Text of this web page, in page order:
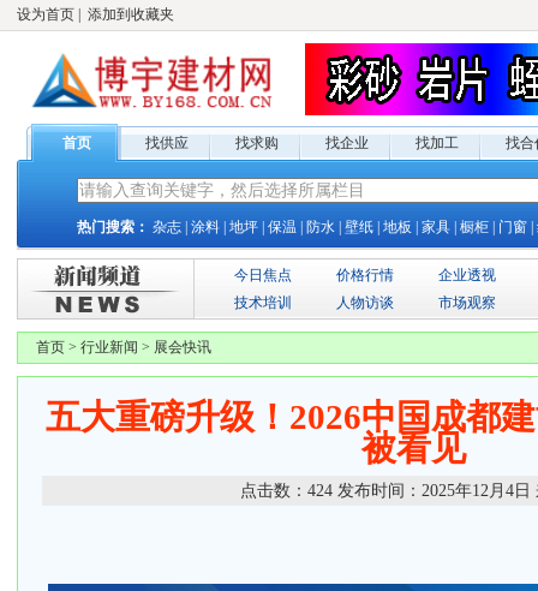
设为首页 添加到收藏夹
首页 找供应 找求购 找企业 找加工 找合
热门搜索： 杂志 涂料 地坪 保温 防水 壁纸 地板 家具 橱柜 门窗
今日焦点 价格行情
企业透视
技术培训
人物访谈 市场观察
首页 > 行业新闻 > 展会快讯
五大重磅升级！2026中国成都
被看见
点击数： 424 发布时间： 2025年12月4日